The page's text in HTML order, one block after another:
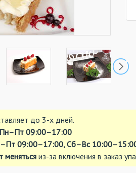
до 3-х дней.
Пн–Пт 09:00–17:00
09:00–17:00, Сб–Вс
меняться из-за включения в заказ